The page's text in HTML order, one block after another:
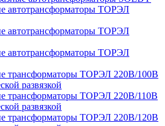
автотрансформаторы ТОРЭЛ
автотрансформаторы ТОРЭЛ
автотрансформаторы ТОРЭЛ
трансформаторы ТОРЭЛ 220В/100В
развязкой
трансформаторы ТОРЭЛ 220В/110В
развязкой
трансформаторы ТОРЭЛ 220В/120В